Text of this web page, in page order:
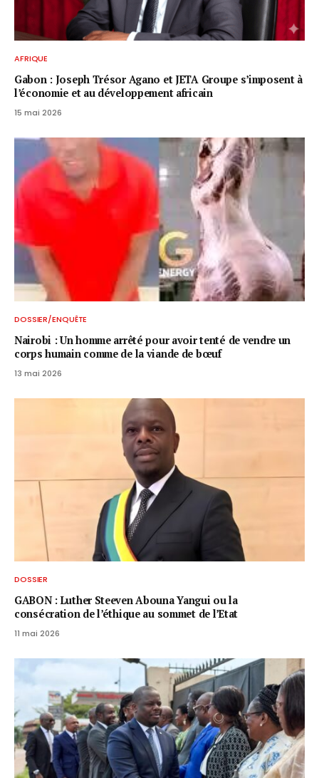
AFRIQUE
Gabon : Joseph Trésor Agano et JETA Groupe s’imposent à
l’économie et au développement africain
15 mai 2026
DOSSIER/ENQUÊTE
Nairobi : Un homme arrêté pour avoir tenté de vendre un
corps humain comme de la viande de bœuf
13 mai 2026
DOSSIER
GABON : Luther Steeven Abouna Yangui ou la
consécration de l’éthique au sommet de l’Etat
11 mai 2026